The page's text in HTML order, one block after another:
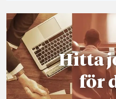
Hitta
för